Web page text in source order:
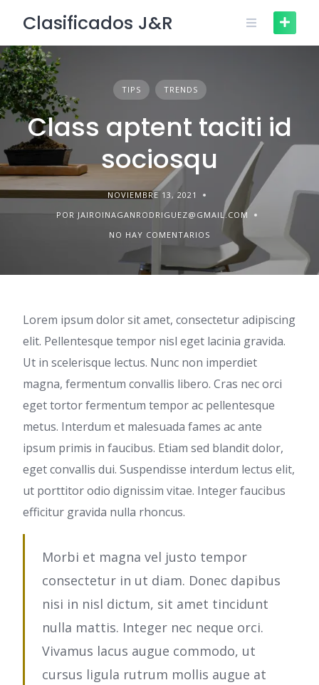
content
Clasificados J&R
TIPS TRENDS
Class aptent taciti id
sociosqu
NOVIEMBRE 13, 2021
POR JAIROINAGANRODRIGUEZ@GMAIL.COM
NO HAY COMENTARIOS
Lorem ipsum dolor sit amet, consectetur adipiscing
elit. Pellentesque tempor nisl eget lacinia gravida.
Ut in scelerisque lectus. Nunc non imperdiet
magna, fermentum convallis libero. Cras nec orci
eget tortor fermentum tempor ac pellentesque
metus. Interdum et malesuada fames ac ante
ipsum primis in faucibus. Etiam sed blandit dolor,
eget convallis dui. Suspendisse interdum lectus elit,
ut porttitor odio dignissim vitae. Integer faucibus
efficitur gravida nulla rhoncus.
Morbi et magna vel justo tempor
consectetur in ut diam. Donec dapibus
nisi in nisl dictum, sit amet tincidunt
nulla mattis. Integer nec neque orci.
Vivamus lacus augue commodo, ut
cursus ligula rutrum mollis augue at